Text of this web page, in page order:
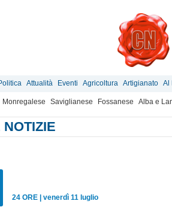
Attualità Eventi Agricoltura Artigianato Al
Monregalese Saviglianese Fossanese Alba e
24 ORE venerdì 11 luglio